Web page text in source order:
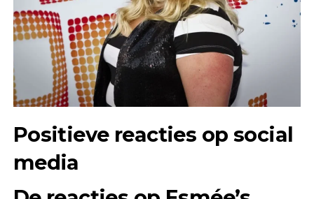
Positieve reacties op social
media